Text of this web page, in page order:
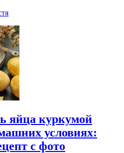
яйца куркумой
условиях:
с фото